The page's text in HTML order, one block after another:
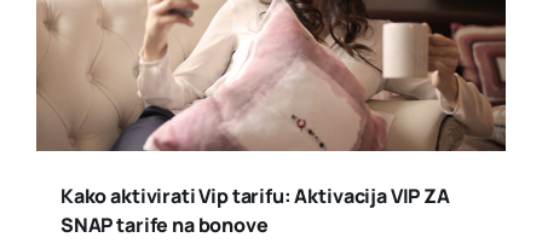
Kako aktivirati Vip tarifu: Aktivacija VIP ZA
SNAP tarife na bonove